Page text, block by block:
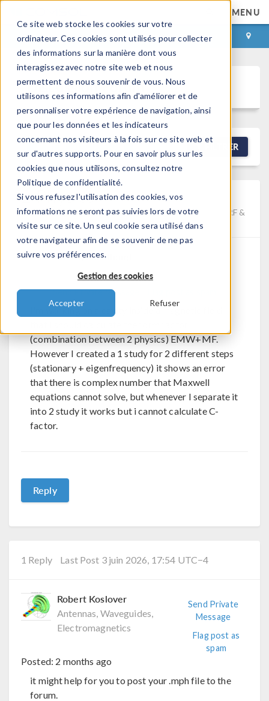
Ce site web stocke les cookies sur votre
ordinateur. Ces cookies sont utilisés pour collecter
des informations sur la manière dont vous
interagissez avec notre site web et nous
permettent de nous souvenir de vous. Nous
utilisons ces informations afin d'améliorer et de
personnaliser votre expérience de navigation, ainsi
que pour les données et les indicateurs
concernant nos visiteurs à la fois sur ce site web et
sur d'autres supports. Pour en savoir plus sur les
cookies que nous utilisons, consultez notre
Politique de confidentialité.
Si vous refusez l'utilisation des cookies, vos
informations ne seront pas suivies lors de votre
visite sur ce site. Un seul cookie sera utilisé dans
votre navigateur afin de se souvenir de ne pas
suivre vos préférences.
Gestion des cookies
Accepter Refuser
MENU
CONNEXION CONTACT
Discussion Forum
FILTRER
2 Physics
Posted 3 juin 2026, 10:02 UTC−4
Electromagnetics, RF &
Microwave Engineering, Studies & Solvers
1 Reply
Malak Elhadhoud
Engineering
Send Private Message
I'm working on a cavity inside a magnetic field
(combination between 2 physics) EMW+MF.
However I created a 1 study for 2 different steps
(stationary + eigenfrequency) it shows an error
that there is complex number that Maxwell
equations cannot solve, but whenever I separate it
into 2 study it works but i cannot calculate C-
factor.
Reply
1 Reply Last Post 3 juin 2026, 17:54 UTC−4
Robert Koslover
Antennas, Waveguides,
Electromagnetics
Send Private
Message
Flag post as
spam
Posted: 2 months ago
it might help for you to post your .mph file to the
forum.